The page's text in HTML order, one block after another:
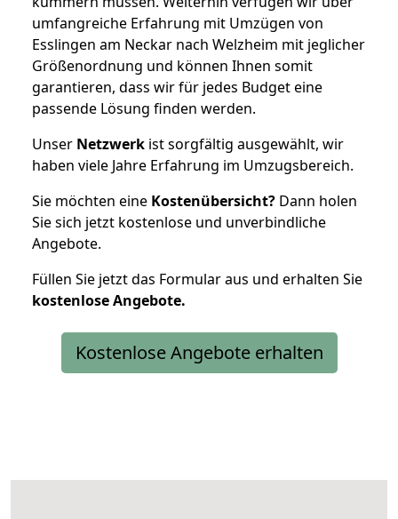
umfangreiche Erfahrung mit Umzügen von
Esslingen am Neckar nach Welzheim mit jeglicher
Größenordnung und können Ihnen somit
garantieren, dass wir für jedes Budget eine
passende Lösung finden werden.
Unser Netzwerk ist sorgfältig ausgewählt, wir
haben viele Jahre Erfahrung im Umzugsbereich.
Sie möchten eine Kostenübersicht? Dann holen
Sie sich jetzt kostenlose und unverbindliche
Angebote.
Füllen Sie jetzt das Formular aus und erhalten Sie
kostenloseAngebote.
Kostenlose Angebote erhalten